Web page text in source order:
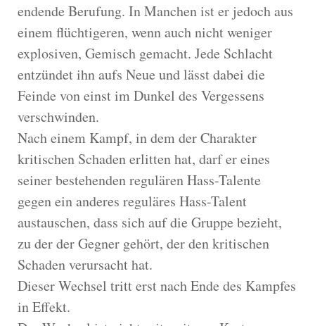
endende Berufung. In Manchen ist er jedoch aus
einem flüchtigeren, wenn auch nicht weniger
explosiven, Gemisch gemacht. Jede Schlacht
entzündet ihn aufs Neue und lässt dabei die
Feinde von einst im Dunkel des Vergessens
verschwinden.
Nach einem Kampf, in dem der Charakter
kritischen Schaden erlitten hat, darf er eines
seiner bestehenden regulären Hass-Talente
gegen ein anderes reguläres Hass-Talent
austauschen, dass sich auf die Gruppe bezieht,
zu der der Gegner gehört, der den kritischen
Schaden verursacht hat.
Dieser Wechsel tritt erst nach Ende des Kampfes
in Effekt.